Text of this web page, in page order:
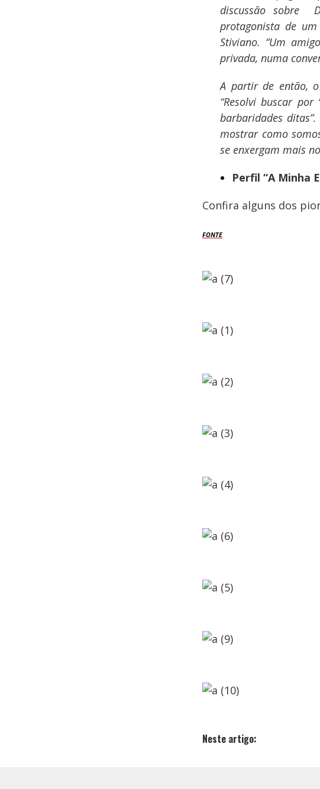
discussão sobre
protagonista de
Stiviano. “Um
privada, numa
A partir de então, o
“Resolvi buscar
barbaridades
mostrar como
se enxergam mais
Perfil “A Minha
Confira alguns dos
FONTE
Neste artigo: